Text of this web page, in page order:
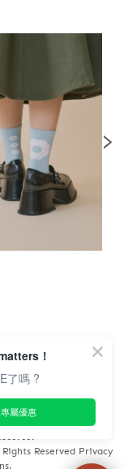
Reserved Privacy
！
了嗎 ?
屬優惠